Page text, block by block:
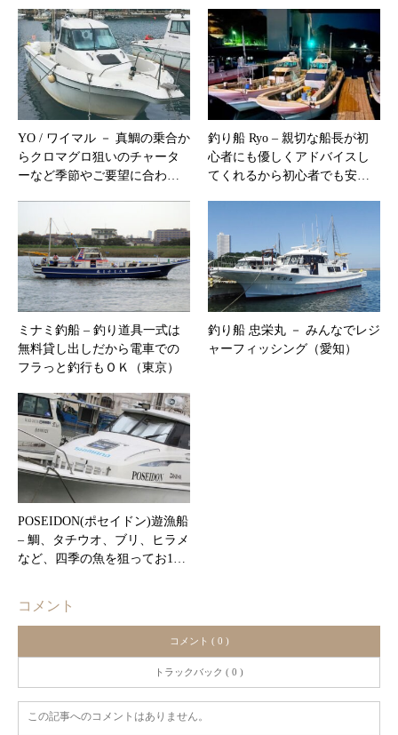
YO / ワイマル － 真鯛の乗合か
らクロマグロ狙いのチャータ
ーなど季節やご要望に合わ…
釣り船 Ryo – 親切な船長が初
心者にも優しくアドバイスし
てくれるから初心者でも安…
ミナミ釣船 – 釣り道具一式は
無料貸し出しだから電車での
フラっと釣行もＯＫ（東京）
釣り船 忠栄丸 － みんなでレジ
ャーフィッシング（愛知）
POSEIDON(ポセイドン)遊漁船
– 鯛、タチウオ、ブリ、ヒラメ
など、四季の魚を狙ってお1…
コメント
コメント ( 0 )
トラックバック ( 0 )
この記事へのコメントはありません。